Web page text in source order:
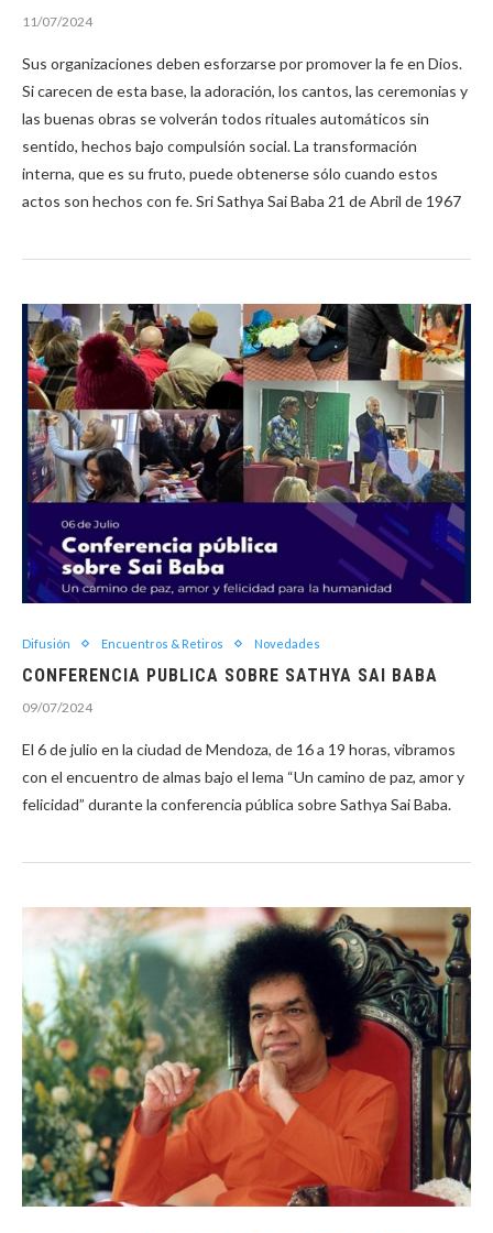
11/07/2024
Sus organizaciones deben esforzarse por promover la fe en Dios.
Si carecen de esta base, la adoración, los cantos, las ceremonias y
las buenas obras se volverán todos rituales automáticos sin
sentido, hechos bajo compulsión social. La transformación
interna, que es su fruto, puede obtenerse sólo cuando estos
actos son hechos con fe. Sri Sathya Sai Baba 21 de Abril de 1967
Difusión Encuentros & Retiros Novedades
CONFERENCIA PUBLICA SOBRE SATHYA SAI BABA
09/07/2024
El 6 de julio en la ciudad de Mendoza, de 16 a 19 horas, vibramos
con el encuentro de almas bajo el lema “Un camino de paz, amor y
felicidad” durante la conferencia pública sobre Sathya Sai Baba.